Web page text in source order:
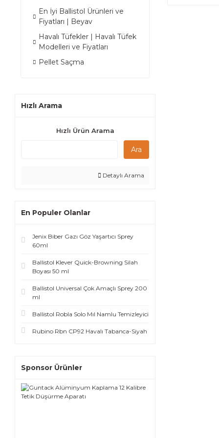
En İyi Ballistol Ürünleri ve
Fiyatları | Beyav
Havalı Tüfekler | Havalı Tüfek
Modelleri ve Fiyatları
Pellet Saçma
Hızlı Arama
Hızlı Ürün Arama
Ara
Detaylı Arama
En Populer Olanlar
Jenix Biber Gazı Göz Yaşartıcı Sprey
60ml
Ballistol Klever Quick-Browning Silah
Boyası 50 ml
Ballistol Universal Çok Amaçlı Sprey 200
ml
Ballistol Robla Solo Mıl Namlu Temizleyici
Rubino Rbn CP92 Havalı Tabanca-Siyah
Sponsor Ürünler